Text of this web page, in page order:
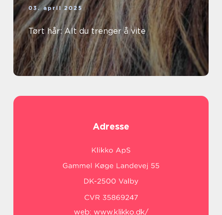
03. april 2025
Tørt hår: Alt du trenger å vite
Adresse
web: www.klikko.dk/